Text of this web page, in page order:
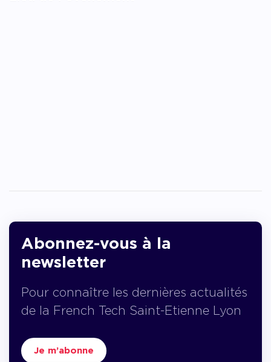
Abonnez-vous à la
newsletter
Pour connaître les dernières actualités
de la French Tech Saint-Etienne Lyon
Je m’abonne